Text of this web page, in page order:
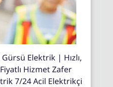
Elektrik | Hızlı,
Hizmet Zafer
7/24 Acil Elektrikçi